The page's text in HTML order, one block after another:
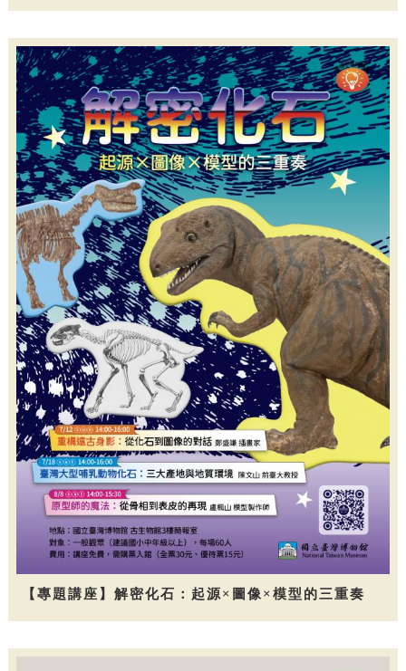
【專題講座】解密化石：起源×圖像×模型的三重奏